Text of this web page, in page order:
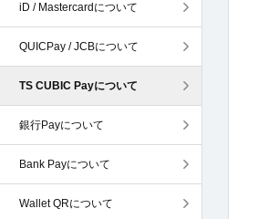
iD / Mastercardについて
QUICPay / JCBについて
TS CUBIC Payについて
銀行Payについて
Bank Payについて
Wallet QRについて